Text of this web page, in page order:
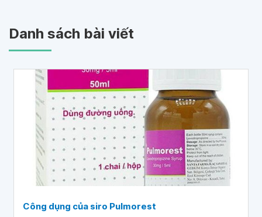
Danh sách bài viết
Công dụng của siro Pulmorest